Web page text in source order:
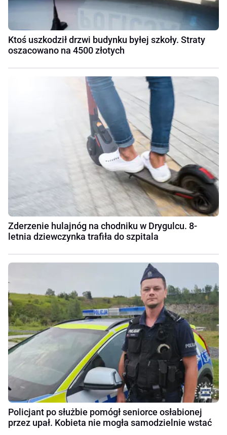
Ktoś uszkodził drzwi budynku byłej szkoły. Straty
oszacowano na 4500 złotych
Zderzenie hulajnóg na chodniku w Drygulcu. 8-
letnia dziewczynka trafiła do szpitala
Policjant po służbie pomógł seniorce osłabionej
przez upał. Kobieta nie mogła samodzielnie wstać